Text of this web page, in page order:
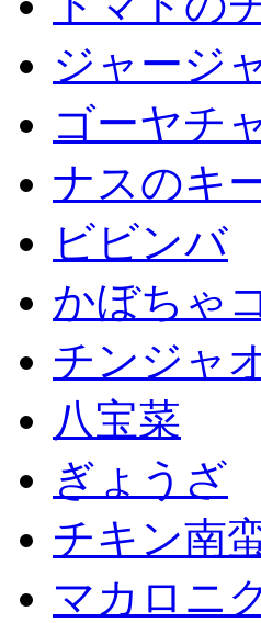
ジャージ
ゴーヤチ
ナスのキ
ビビンバ
かぼちゃ
チンジャ
八宝菜
ぎょうざ
チキン南
マカロニ